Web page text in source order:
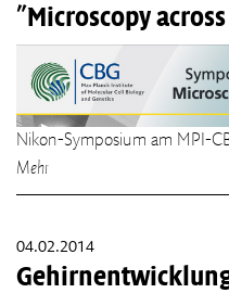
"Microscopy
Nikon-Symposium am MPI-
Mehr
04.02.2014